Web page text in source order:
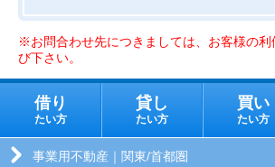
※お問合わせ先につきましては、お客様の利
び下さい。
借り
たい方
貸し
たい方
買い
たい方
事業用不動産｜関東/首都圏